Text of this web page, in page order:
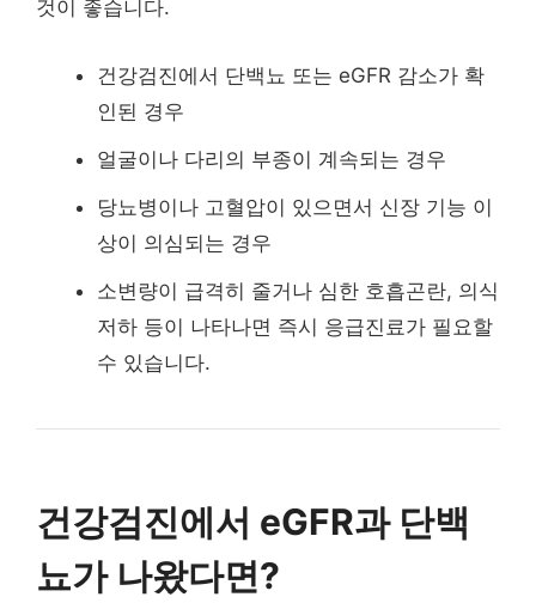
것이 좋습니다.
건강검진에서 단백뇨 또는 eGFR 감소가 확
인된 경우
얼굴이나 다리의 부종이 계속되는 경우
당뇨병이나 고혈압이 있으면서 신장 기능 이
상이 의심되는 경우
소변량이 급격히 줄거나 심한 호흡곤란, 의식
저하 등이 나타나면 즉시 응급진료가 필요할
수 있습니다.
건강검진에서 eGFR과 단백
뇨가 나왔다면?